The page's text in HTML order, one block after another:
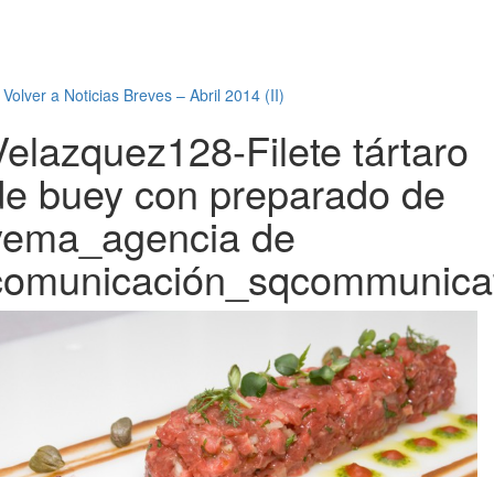
Volver a Noticias Breves – Abril 2014 (II)
Filete tártaro
buey con preparado de
de